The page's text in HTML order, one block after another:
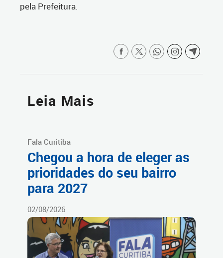
pela Prefeitura.
Leia Mais
Fala Curitiba
Chegou a hora de eleger as
prioridades do seu bairro
para 2027
02/08/2026